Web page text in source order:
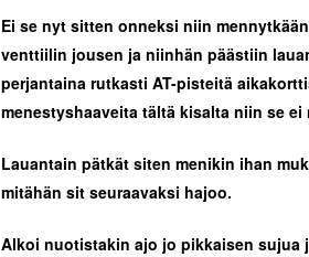
Ei se nyt sitten onneksi niin
venttiilin jousen ja niinhän päästiin
perjantaina rutkasti AT-pisteitä
menestyshaaveita tältä kisalta niin se ei
Lauantain pätkät siten menikin ihan
mitähän sit seuraavaksi hajoo.
Alkoi nuotistakin ajo jo pikkaisen sujua